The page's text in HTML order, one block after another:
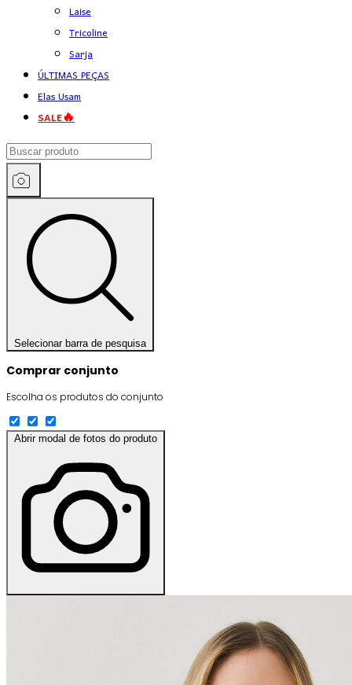
Laise
Tricoline
Sarja
ÚLTIMAS PEÇAS
Elas Usam
SALE🔥
Selecionar barra de pesquisa
Comprar conjunto
Escolha os produtos do conjunto
Abrir modal de fotos do produto